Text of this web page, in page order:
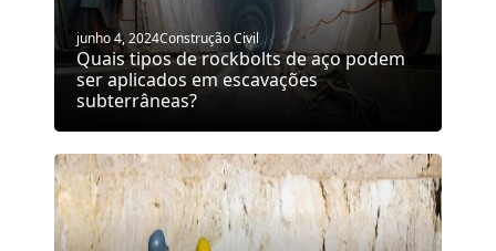
junho 4, 2024Construção Civil
Quais tipos de rockbolts de aço podem
ser aplicados em escavações
subterrâneas?